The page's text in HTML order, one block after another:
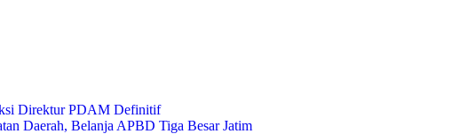
Direktur PDAM Definitif
Daerah, Belanja APBD Tiga Besar Jatim